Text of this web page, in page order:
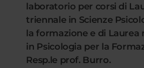
laboratorio per corsi di
triennale in Scienze
la formazione e di Laurea
in Psicologia per la
Resp.le prof. Burro.